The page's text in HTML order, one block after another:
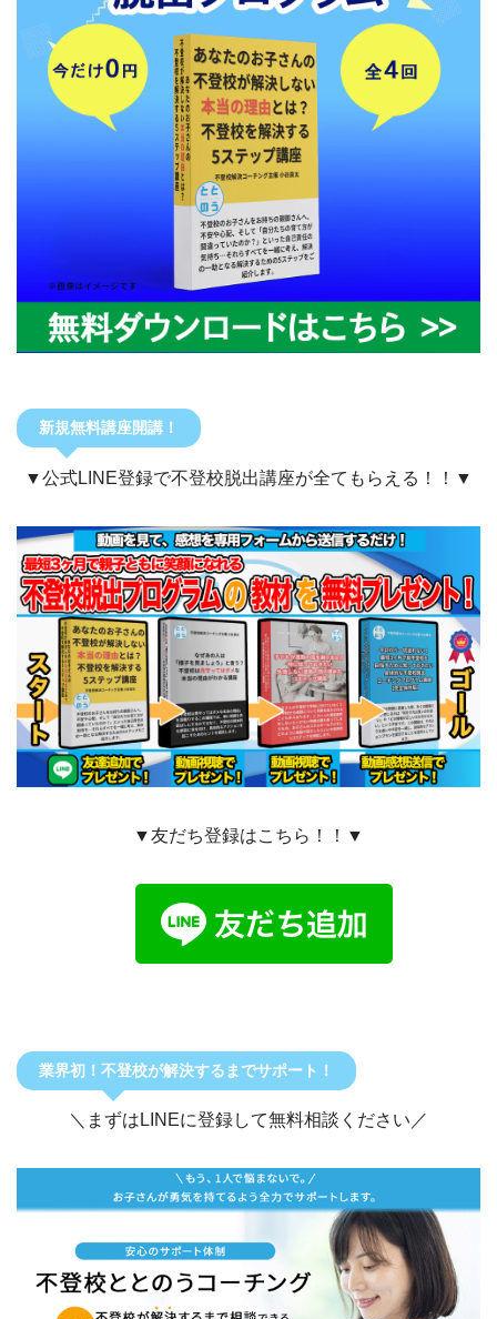
新規無料講座開講！
▼公式LINE登録で不登校脱出講座が全てもらえる！！▼
▼友だち登録はこちら！！▼
業界初！不登校が解決するまでサポート！
＼まずはLINEに登録して無料相談ください／